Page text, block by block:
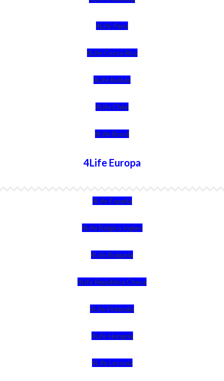
4Life Perú
4Life Costa Rica
4Life Bolivia
4Life Chile
4Life Brasil
4Life Europa
4Life España
4Life Bélgica Ingles
4Life Bulgaria
4Life República Checa
4Life Finlandia
4Life Hungria
4Life Letonia